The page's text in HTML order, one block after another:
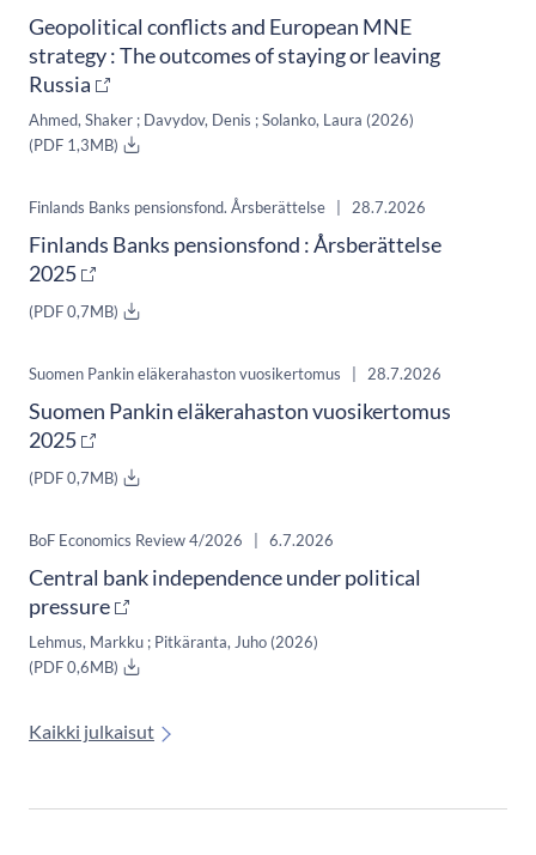
Geopolitical conflicts and European MNE
strategy : The outcomes of staying or leaving
Russia
Ahmed, Shaker ; Davydov, Denis ;Solanko, Laura (2026)
(PDF 1,3MB)
Finlands Banks pensionsfond. Årsberättelse | 28.7.2026
Finlands Banks pensionsfond : Årsberättelse
2025
(PDF 0,7MB)
Suomen Pankin eläkerahaston vuosikertomus | 28.7.2026
Suomen Pankin eläkerahaston vuosikertomus
2025
(PDF 0,7MB)
BoF Economics Review 4/2026 | 6.7.2026
Central bank independence under political
pressure
Lehmus, Markku ; Pitkäranta, Juho (2026)
(PDF 0,6MB)
Kaikki julkaisut